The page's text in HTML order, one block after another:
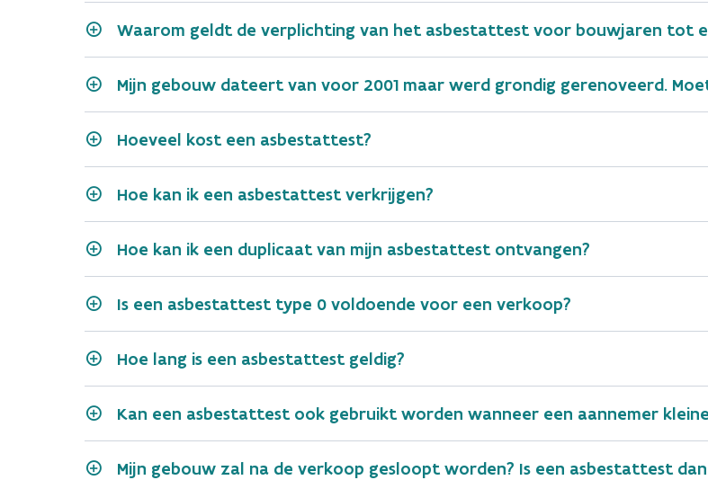
Waarom geldt de verplichting van het asbestattest voor bouwjaren tot
Mijn gebouw dateert van voor 2001 maar werd grondig gerenoveerd.
Hoeveel kost een asbestattest?
Hoe kan ik een asbestattest verkrijgen?
Hoe kan ik een duplicaat van mijn asbestattest ontvangen?
Als er een asbestattest aanwezig is voor de woning, dan is dat
appartementen is de Woningpas nog niet beschikbaar.
Is het asbestattest dat u zoekt niet beschikbaar via de Woningpas?
Vraag aan de asbestdeskundige die het asbestattest heeft
Is de asbestdeskundige niet meer actief?
Is een asbestattest type 0 voldoende voor een verkoop?
Hoe lang is een asbestattest geldig?
Kan een asbestattest ook gebruikt worden wanneer een aannemer
Mijn gebouw zal na de verkoop gesloopt worden? Is een asbestattest